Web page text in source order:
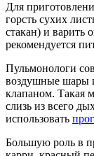
Для
горсть сухих
стакан) и варить
рекомендуется
Пульмонологи
воздушные шары
клапаном. Такая
слизь из всего
использовать
Большую роль в